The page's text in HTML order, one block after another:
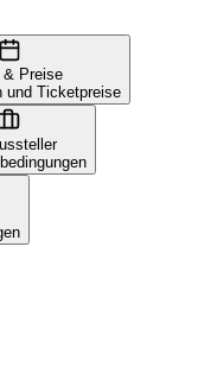
& Preise
und Ticketpreise